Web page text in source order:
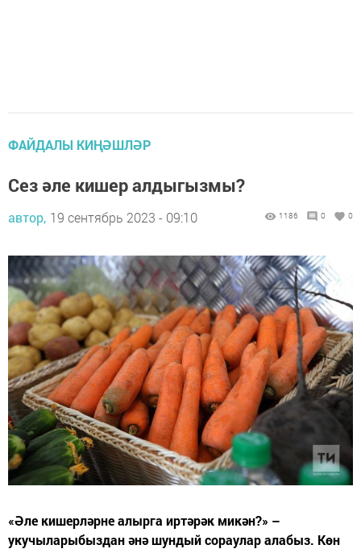
ФАЙДАЛЫ КИҢӘШЛӘР
Сез әле кишер алдыгызмы?
автор, 19 сентябрь 2023 - 09:10 1186 0 0
«Әле кишерләрне алырга иртәрәк микән?» –
укучыларыбыздан әнә шундый сораулар алабыз. Көн